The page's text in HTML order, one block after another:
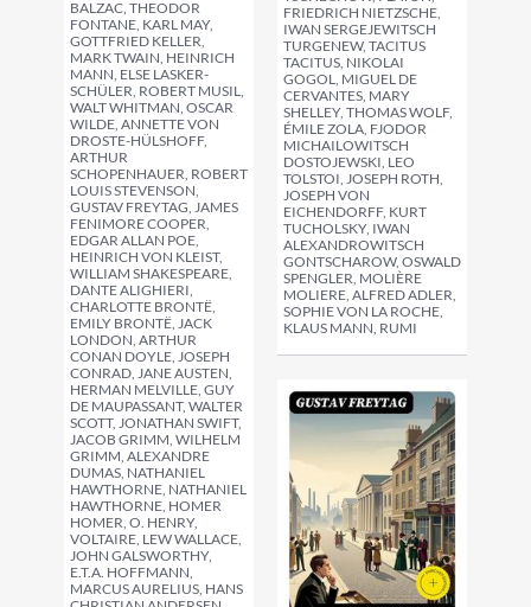
FRIEDRICH NIETZSCHE,
IWAN SERGEJEWITSCH
TURGENEW, TACITUS
TACITUS, NIKOLAI
GOGOL, MIGUEL DE
CERVANTES, MARY
SHELLEY, THOMAS WOLF,
ÉMILE ZOLA, FJODOR
MICHAILOWITSCH
DOSTOJEWSKI, LEO
TOLSTOI, JOSEPH ROTH,
JOSEPH VON
EICHENDORFF, KURT
TUCHOLSKY, IWAN
ALEXANDROWITSCH
GONTSCHAROW, OSWALD
SPENGLER, MOLIÈRE
MOLIERE, ALFRED ADLER,
SOPHIE VON LA ROCHE,
KLAUS MANN, RUMI
BALZAC, THEODOR
FONTANE, KARL MAY,
GOTTFRIED KELLER,
MARK TWAIN, HEINRICH
MANN, ELSE LASKER-
SCHÜLER, ROBERT MUSIL,
WALT WHITMAN, OSCAR
WILDE, ANNETTE VON
DROSTE-HÜLSHOFF,
ARTHUR
SCHOPENHAUER, ROBERT
LOUIS STEVENSON,
GUSTAV FREYTAG, JAMES
FENIMORE COOPER,
EDGAR ALLAN POE,
HEINRICH VON KLEIST,
WILLIAM SHAKESPEARE,
DANTE ALIGHIERI,
CHARLOTTE BRONTË,
EMILY BRONTË, JACK
LONDON, ARTHUR
CONAN DOYLE, JOSEPH
CONRAD, JANE AUSTEN,
HERMAN MELVILLE, GUY
DE MAUPASSANT, WALTER
SCOTT, JONATHAN SWIFT,
JACOB GRIMM, WILHELM
GRIMM, ALEXANDRE
DUMAS, NATHANIEL
HAWTHORNE, NATHANIEL
HAWTHORNE, HOMER
HOMER, O. HENRY,
VOLTAIRE, LEW WALLACE,
JOHN GALSWORTHY,
E.T.A. HOFFMANN,
MARCUS AURELIUS, HANS